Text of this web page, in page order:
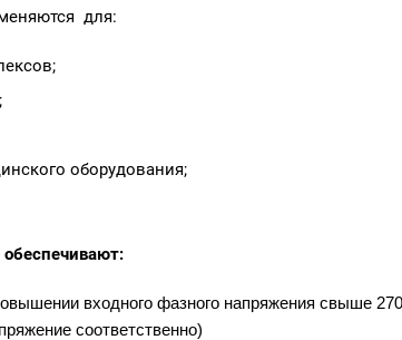
для:
оборудования;
входного фазного напряжения свыше
соответственно)